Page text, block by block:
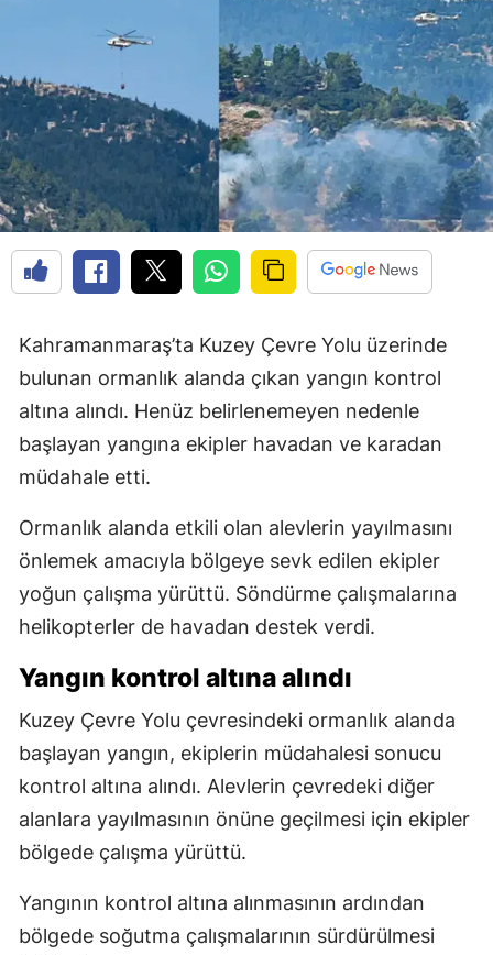
Kahramanmaraş’ta Kuzey Çevre Yolu üzerinde
bulunan ormanlık alanda çıkan yangın kontrol
altına alındı. Henüz belirlenemeyen nedenle
başlayan yangına ekipler havadan ve karadan
müdahale etti.
Ormanlık alanda etkili olan alevlerin yayılmasını
önlemek amacıyla bölgeye sevk edilen ekipler
yoğun çalışma yürüttü. Söndürme çalışmalarına
helikopterler de havadan destek verdi.
Yangın kontrol altına alındı
Kuzey Çevre Yolu çevresindeki ormanlık alanda
başlayan yangın, ekiplerin müdahalesi sonucu
kontrol altına alındı. Alevlerin çevredeki diğer
alanlara yayılmasının önüne geçilmesi için ekipler
bölgede çalışma yürüttü.
Yangının kontrol altına alınmasının ardından
bölgede soğutma çalışmalarının sürdürülmesi